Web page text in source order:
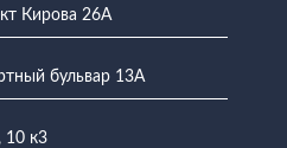
Кирова 26А
бульвар 13А
10 к3